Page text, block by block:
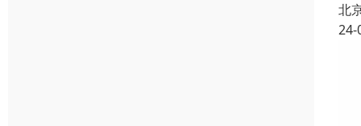
北
24-